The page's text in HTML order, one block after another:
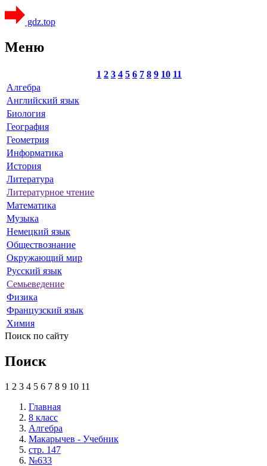
gdz.top
Меню
1 2 3 4 5 6 7 8 9 10 11
Алгебра
Английский язык
Биология
География
Геометрия
Информатика
История
Литература
Литературное чтение
Математика
Музыка
Немецкий язык
Обществознание
Окружающий мир
Русский язык
Семьеведение
Физика
Французский язык
Химия
Поиск по сайту
Поиск
1 2 3 4 5 6 7 8 9 10 11
Главная
8 класс
Алгебра
Макарычев - Учебник
стр. 147
№633